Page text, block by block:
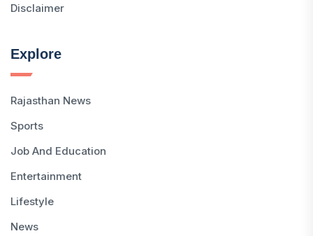
Disclaimer
Explore
Rajasthan News
Sports
Job And Education
Entertainment
Lifestyle
News